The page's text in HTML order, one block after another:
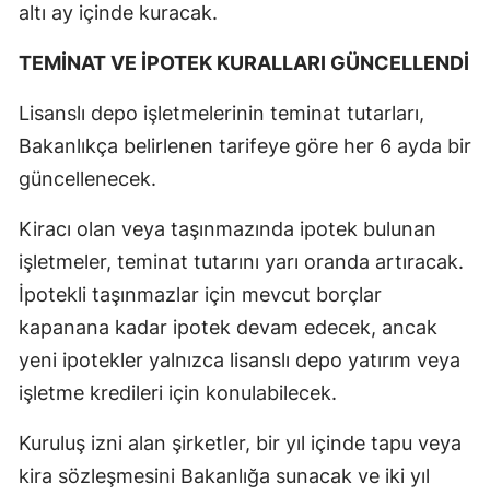
altı ay içinde kuracak.
TEMİNAT VE İPOTEK KURALLARI GÜNCELLENDİ
Lisanslı depo işletmelerinin teminat tutarları,
Bakanlıkça belirlenen tarifeye göre her 6 ayda bir
güncellenecek.
Kiracı olan veya taşınmazında ipotek bulunan
işletmeler, teminat tutarını yarı oranda artıracak.
İpotekli taşınmazlar için mevcut borçlar
kapanana kadar ipotek devam edecek, ancak
yeni ipotekler yalnızca lisanslı depo yatırım veya
işletme kredileri için konulabilecek.
Kuruluş izni alan şirketler, bir yıl içinde tapu veya
kira sözleşmesini Bakanlığa sunacak ve iki yıl